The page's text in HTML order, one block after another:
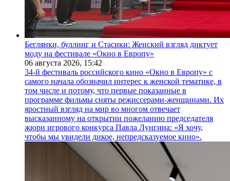
Беглянки, буллинг и Стасики: Женский взгляд диктует
моду на фестивале «Окно в Европу»
06 августа 2026, 15:42
34-й фестиваль российского кино «Окно в Европу» с
самого начала обозначил интерес к женской тематике, в
том числе и потому, что первые показанные в
программе фильмы сняты режиссерами-женщинами. Их
яростный взгляд на мир во многом отвечает
высказанному на открытии пожеланию председателя
жюри игрового конкурса Павла Лунгина: «Я хочу,
чтобы мы увидели дикое, непредсказуемое кино».